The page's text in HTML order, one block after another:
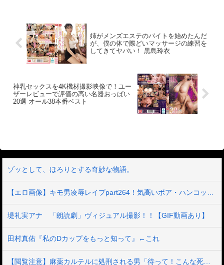
して「禁断の愛」なんでしょうか？
ンポとケツ○ンコでイカされまくる！！！
ちゃうどエロのムムちゃんでした！どん
な責めをされても終始クリチンポをギン
ギンにおっ勃てて、イキまくりのムムち
姉がメンズエステのバイトを始めたんだ
が、僕の体で際どいマッサージの練習を
してきてヤバい！ 黒島玲衣
神乳セックスを4K機材撮影映像で！ユー
ザーレビューで評価の高い名器おっぱい
20選 オール38本番ベスト
ゾッとして、ほろりとする奇妙な物語。
堤礼実アナ 「朗読劇」ヴィジュアル撮影！！【GIF動画あり】
田村真佑『私のDカップをもっと知って』←これ